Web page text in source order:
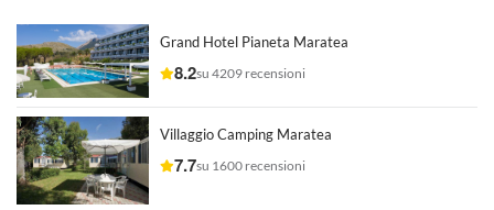
Grand Hotel Pianeta Maratea
8.2su 4209 recensioni
Villaggio Camping Maratea
7.7su 1600 recensioni